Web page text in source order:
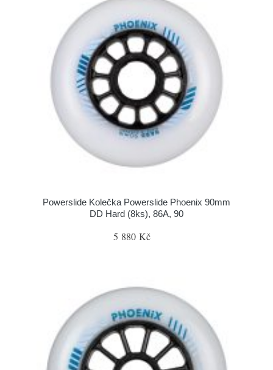
Powerslide Kolečka Powerslide Phoenix 90mm
DD Hard (8ks), 86A, 90
5 880 Kč